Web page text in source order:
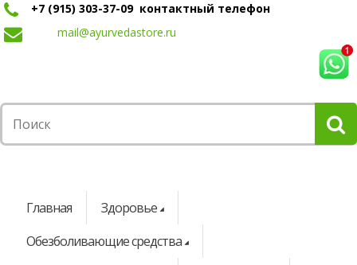
+7 (915) 303-37-09 контактный телефон
mail@ayurvedastore.ru
Главная
Здоровье
Обезболивающие средства